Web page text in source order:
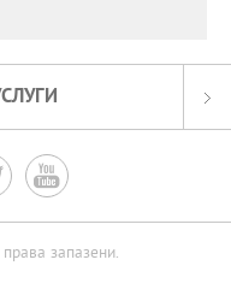

запазени.